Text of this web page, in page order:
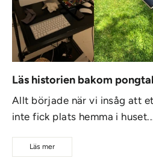
Läs historien bakom
Allt började när vi insåg att
inte fick plats hemma i
Läs mer